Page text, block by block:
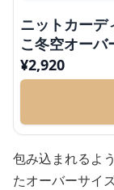
ニットカーデ
こ冬空オーバ
¥2,920
包み込まれるよ
たオーバーサイ